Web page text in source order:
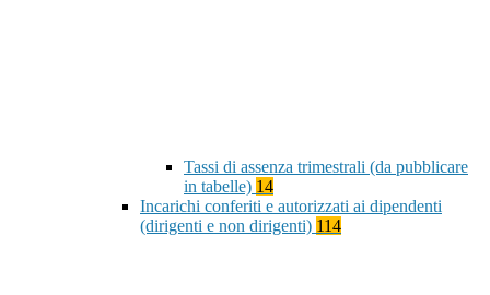
Tassi di assenza trimestrali (da pubblicare
in tabelle) 14
Incarichi conferiti e autorizzati ai dipendenti
(dirigenti e non dirigenti) 114